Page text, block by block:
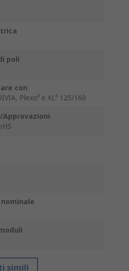
poli
con
Plexo³ e XL³ 125/160
Approvazioni
simili